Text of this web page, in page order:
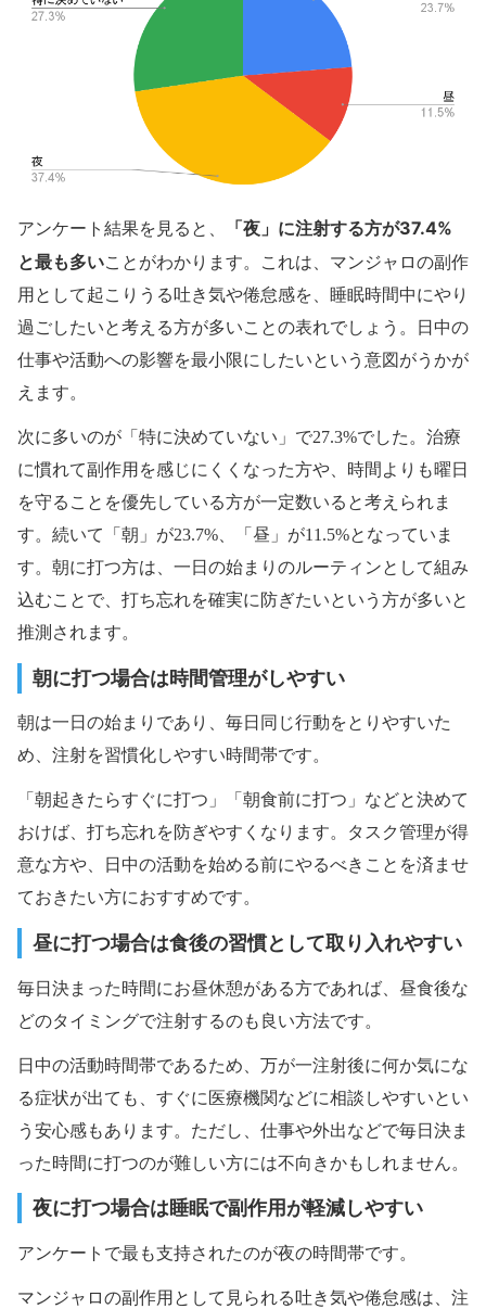
アンケート結果を見ると、
「夜」に注射する方が37.4%
と最も多いことがわかります。これは、マンジャロの副作
用として起こりうる吐き気や倦怠感を、睡眠時間中にやり
過ごしたいと考える方が多いことの表れでしょう。日中の
仕事や活動への影響を最小限にしたいという意図がうかが
えます。
次に多いのが「特に決めていない」で27.3%でした。治療
に慣れて副作用を感じにくくなった方や、時間よりも曜日
を守ることを優先している方が一定数いると考えられま
す。続いて「朝」が23.7%、「昼」が11.5%となっていま
す。朝に打つ方は、一日の始まりのルーティンとして組み
込むことで、打ち忘れを確実に防ぎたいという方が多いと
推測されます。
朝に打つ場合は時間管理がしやすい
朝は一日の始まりであり、毎日同じ行動をとりやすいた
め、注射を習慣化しやすい時間帯です。
「朝起きたらすぐに打つ」「朝食前に打つ」などと決めて
おけば、打ち忘れを防ぎやすくなります。タスク管理が得
意な方や、日中の活動を始める前にやるべきことを済ませ
ておきたい方におすすめです。
昼に打つ場合は食後の習慣として取り入れやすい
毎日決まった時間にお昼休憩がある方であれば、昼食後な
どのタイミングで注射するのも良い方法です。
日中の活動時間帯であるため、万が一注射後に何か気にな
る症状が出ても、すぐに医療機関などに相談しやすいとい
う安心感もあります。ただし、仕事や外出などで毎日決ま
った時間に打つのが難しい方には不向きかもしれません。
夜に打つ場合は睡眠で副作用が軽減しやすい
アンケートで最も支持されたのが夜の時間帯です。
マンジャロの副作用として見られる吐き気や倦怠感は、注